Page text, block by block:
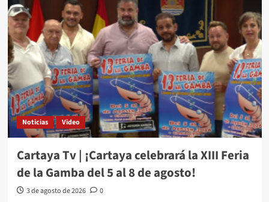
Noticias Video
Cartaya Tv | ¡Cartaya celebrará la XIII Feria
de la Gamba del 5 al 8 de agosto!
3 de agosto de 2026 0